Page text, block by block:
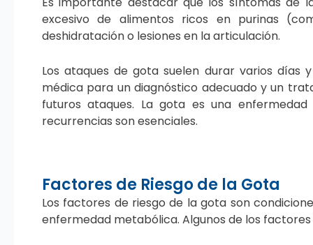
excesivo de alimentos ricos en purinas
deshidratación o lesiones en la articulación.
Los ataques de gota suelen durar varios
médica para un diagnóstico adecuado y un
futuros ataques. La gota es una
recurrencias son esenciales.
Factores de Riesgo de la Gota
Los factores de riesgo de la gota son
enfermedad metabólica. Algunos de los